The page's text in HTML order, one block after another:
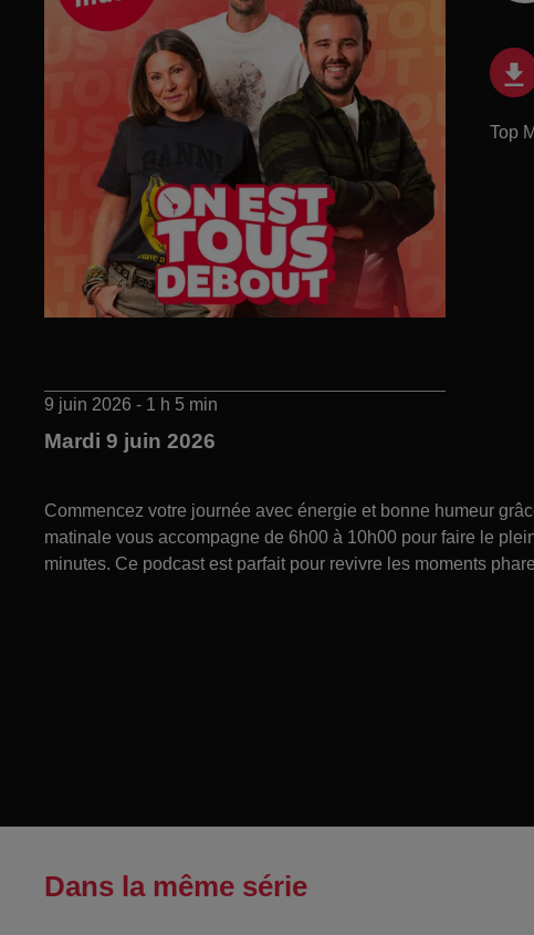
Top
9 juin 2026 - 1 h 5 min
Mardi 9 juin 2026
Commencez votre journée avec énergie et bonne humeur
matinale vous accompagne de 6h00 à 10h00 pour faire le
minutes. Ce podcast est parfait pour revivre les moments
Dans la même série